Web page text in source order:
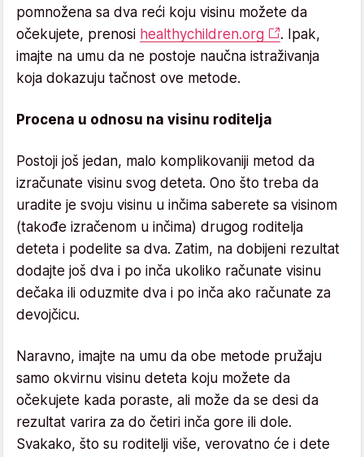
pomnožena sa dva reći koju visinu možete da
očekujete, prenosi healthychildren.org
. Ipak,
imajte na umu da ne postoje naučna istraživanja
koja dokazuju tačnost ove metode.
Procena u odnosu na visinu roditelja
Postoji još jedan, malo komplikovaniji metod da
izračunate visinu svog deteta. Ono što treba da
uradite je svoju visinu u inčima saberete sa visinom
(takođe izračenom u inčima) drugog roditelja
deteta i podelite sa dva. Zatim, na dobijeni rezultat
dodajte još dva i po inča ukoliko računate visinu
dečaka ili oduzmite dva i po inča ako računate za
devojčicu.
Naravno, imajte na umu da obe metode pružaju
samo okvirnu visinu deteta koju možete da
očekujete kada poraste, ali može da se desi da
rezultat varira za do četiri inča gore ili dole.
Svakako, što su roditelji više, verovatno će i dete